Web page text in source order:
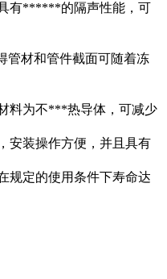
有******的隔声性能，可
材和管件截面可随着冻
料为不***热导体，可减少
安装操作方便，并且具有
规定的使用条件下寿命达